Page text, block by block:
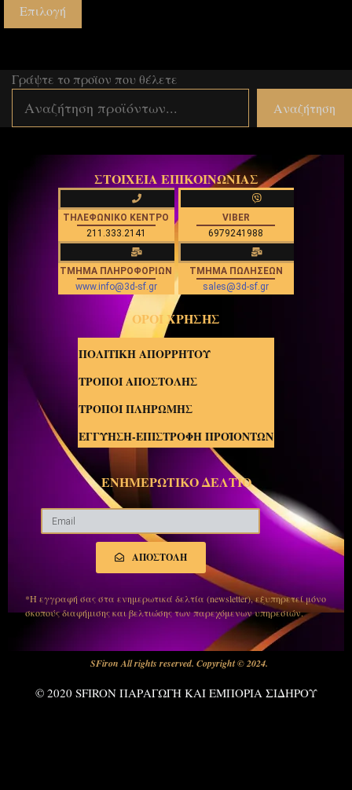
Επιλογή
Γράψτε το προϊον που θέλετε
Αναζήτηση
ΣΤΟΙΧΕΙΑ ΕΠΙΚΟΙΝΩΝΙΑΣ
ΤΗΛΕΦΩΝΙΚΟ ΚΕΝΤΡΟ
211.333.2141
VIBER
6979241988
ΤΜΗΜΑ ΠΛΗΡΟΦΟΡΙΩΝ
www.info@3d-sf.gr
ΤΜΗΜΑ ΠΩΛΗΣΕΩΝ
sales@3d-sf.gr
ΟΡΟΙ ΧΡΗΣΗΣ
ΠΟΛΙΤΙΚΗ ΑΠΟΡΡΗΤΟΥ
ΤΡΟΠΟΙ ΑΠΟΣΤΟΛΗΣ
ΤΡΟΠΟΙ ΠΛΗΡΩΜΗΣ
ΕΓΓΥΗΣΗ-ΕΠΙΣΤΡΟΦΗ ΠΡΟΪΟΝΤΩΝ
ΕΝΗΜΕΡΩΤΙΚΟ ΔΕΛΤΙΟ
ΑΠΟΣΤΟΛΗ
*Η εγγραφή σας στα ενημερωτικά δελτία (newsletter), εξυπηρετεί μόνο
σκοπούς διαφήμισης και βελτιώσης των παρεχόμενων υπηρεσιών.
SFiron All rights reserved. Copyright © 2024.
© 2020 SFIRON ΠΑΡΑΓΩΓΗ ΚΑΙ ΕΜΠΟΡΙΑ ΣΙΔΗΡΟΥ